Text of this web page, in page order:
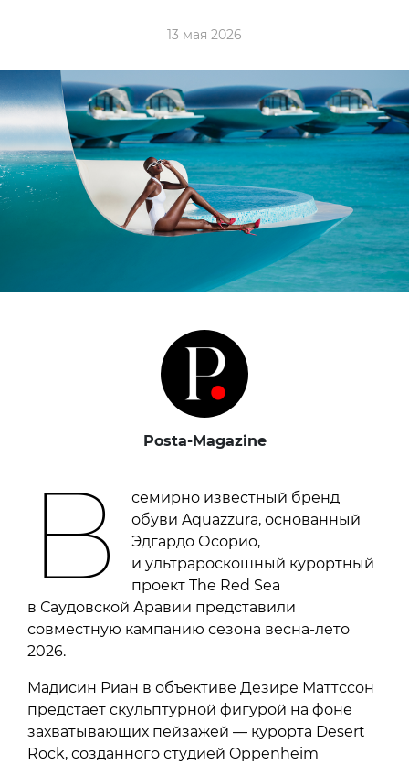
13 мая 2026
Posta-Magazine
В
семирно известный бренд
обуви Aquazzura, основанный
Эдгардо Осорио,
и ультрароскошный курортный
проект The Red Sea
в Саудовской Аравии представили
совместную кампанию сезона весна-лето
2026.
Мадисин Риан в объективе Дезире Маттссон
предстает скульптурной фигурой на фоне
захватывающих пейзажей — курорта Desert
Rock, созданного студией Oppenheim